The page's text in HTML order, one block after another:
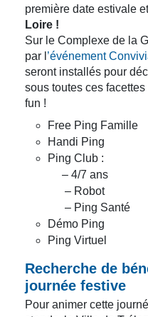
première date estivale
Loire !
Sur le Complexe de la
par l ’événement
seront installés pour
sous toutes ces
fun !
Free Ping Famille
Handi Ping
Ping Club :
– 4/7 ans
– Robot
– Ping Santé
Démo Ping
Ping Virtuel
Recherche de
journée festive
Pour animer cette